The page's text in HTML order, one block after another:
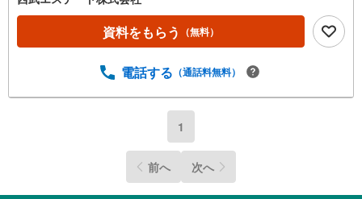
資料をもらう （無料）
電話する （通話料無料）
1
前へ 次へ